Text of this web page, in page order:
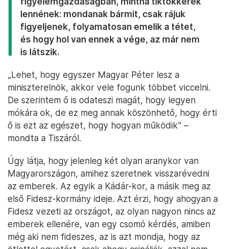
lennének: mondanak bármit, csak rájuk
figyeljenek, folyamatosan emelik a tétet,
és hogy hol van ennek a vége, az már nem
is látszik.
„Lehet, hogy egyszer Magyar Péter lesz a
miniszterelnök, akkor vele fogunk többet viccelni.
De szerintem ő is odateszi magát, hogy legyen
mókára ok, de ez meg annak köszönhető, hogy érti
ő is ezt az egészet, hogy hogyan működik” –
mondta a Tiszáról.
Úgy látja, hogy jelenleg két olyan aranykor van
Magyarországon, amihez szeretnek visszarévedni
az emberek. Az egyik a Kádár-kor, a másik meg az
első Fidesz-kormány ideje. Azt érzi, hogy ahogyan a
Fidesz vezeti az országot, az olyan nagyon nincs az
emberek ellenére, van egy csomó kérdés, amiben
még aki nem fideszes, az is azt mondja, hogy az